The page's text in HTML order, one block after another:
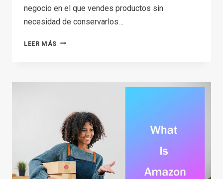
negocio en el que vendes productos sin
necesidad de conservarlos…
LEER MÁS COMPRENDER
Y
CONTRAS
DEL
DROPSHIPPING